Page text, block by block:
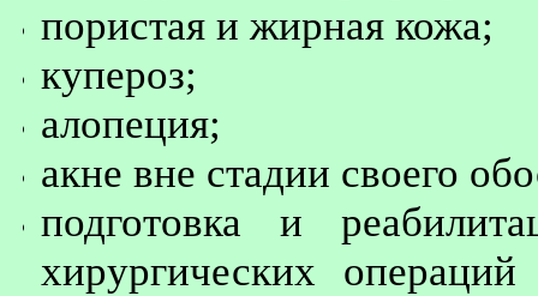
пористая и жирная кожа;
купероз;
алопеция;
акне вне стадии своего
подготовка и
хирургических